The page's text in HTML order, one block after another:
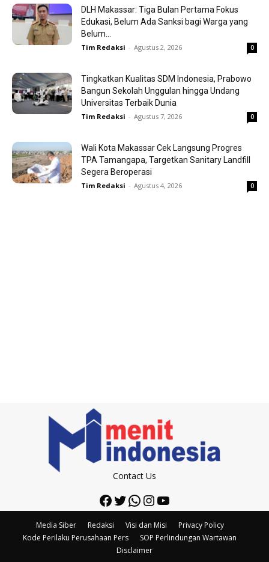
DLH Makassar: Tiga Bulan Pertama Fokus
Edukasi, Belum Ada Sanksi bagi Warga yang
Belum...
Tim Redaksi - Agustus 2, 2026 0
Tingkatkan Kualitas SDM Indonesia, Prabowo
Bangun Sekolah Unggulan hingga Undang
Universitas Terbaik Dunia
Tim Redaksi - Agustus 7, 2026 0
Wali Kota Makassar Cek Langsung Progres
TPA Tamangapa, Targetkan Sanitary Landfill
Segera Beroperasi
Tim Redaksi - Agustus 4, 2026 0
Contact Us
Facebook
Twitter
WhatsApp
Instagram
YouTube
Media Siber Redaksi Visi dan Misi
Privacy Policy
Kode Perilaku Perusahaan Pers
SOP Perlindungan Wartawan
Disclaimer